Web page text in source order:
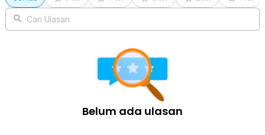
Cari Ulasan
Belum ada ulasan